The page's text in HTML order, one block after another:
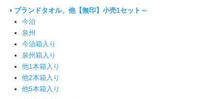
› ブランドタオル、他【無印】小売1セット～
今治
泉州
今治箱入り
泉州箱入り
他1本箱入り
他2本箱入り
他5本箱入り